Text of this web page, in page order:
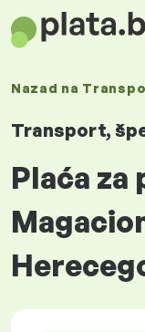
Nazad na
Transport,
Plaća za